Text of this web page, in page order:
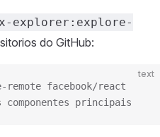
explorer:explore-
do GitHub:
text
facebook/react
principais